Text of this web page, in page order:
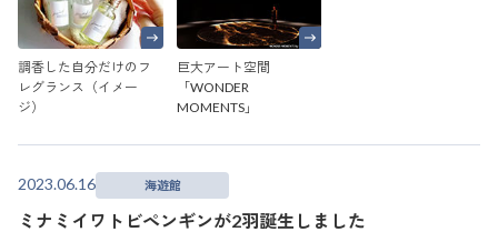
調香した自分だけのフ
レグランス（イメー
ジ）
巨大アート空間
「WONDER
MOMENTS」
2023.06.16 海遊館
ミナミイワトビペンギンが2羽誕生しました